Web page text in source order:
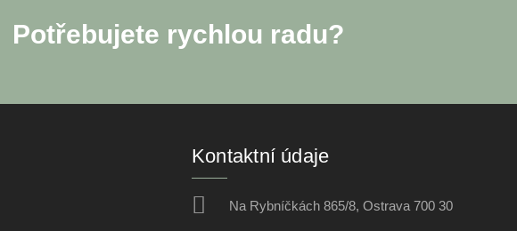
Potřebujete rychlou radu?
Kontaktní údaje
Na Rybníčkách 865/8, Ostrava 700 30